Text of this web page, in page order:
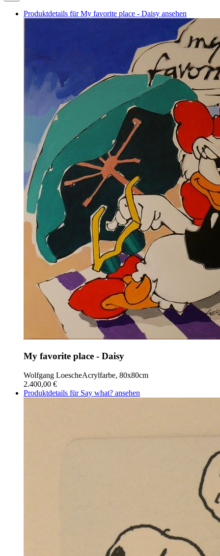
Produktdetails für My favorite place - Daisy ansehen
My favorite place - Daisy
Wolfgang LoescheAcrylfarbe, 80x80cm
2.400,00 €
Produktdetails für Say what? ansehen